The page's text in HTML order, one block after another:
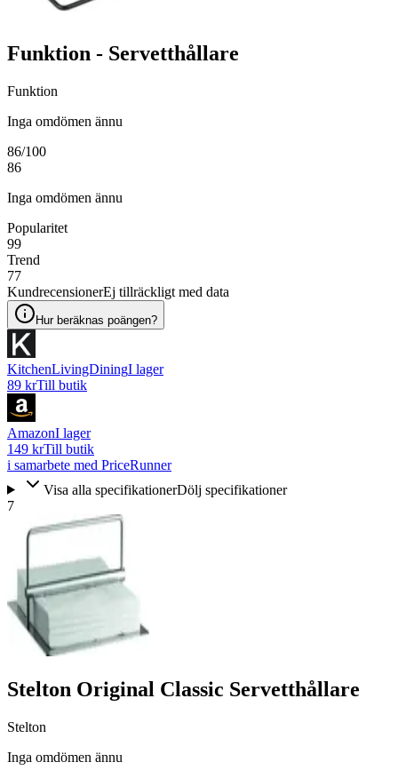
Funktion - Servetthållare
Funktion
Inga omdömen ännu
86/100
86
Inga omdömen ännu
Popularitet
99
Trend
77
KundrecensionerEj tillräckligt med data
Hur beräknas poängen?
KitchenLivingDiningI lager
89 krTill butik
AmazonI lager
149 krTill butik
i samarbete med PriceRunner
Visa alla specifikationerDölj specifikationer
7
Stelton Original Classic Servetthållare
Stelton
Inga omdömen ännu